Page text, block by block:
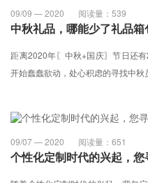
09/09 — 2020 阅读量： 539
中秋礼品，哪能少了礼品箱
距离2020年〖中秋+国庆〗节日还
开始蠢蠢欲动，处心积虑的寻找中秋
09/07 — 2020 阅读量： 651
个性化定制时代的兴起，